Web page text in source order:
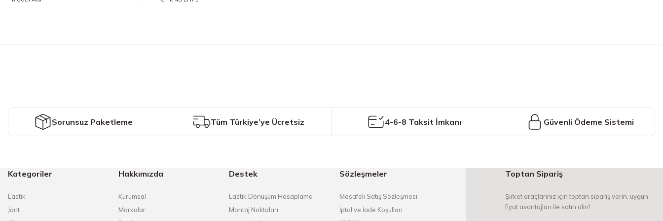
Ürün fiyatı diğer sitelerden daha pahalı.
Bu ürüne benzer farklı alternatifler olmalı.
Sorunsuz Paketleme Tüm Türkiye’ye Ücretsiz 4-6-8 Taksit İmkanı Güvenli Ödeme Sistemi
Kategoriler
Lastik
Jant
Hakkımızda
Kurumsal
Markalar
Destek
Lastik Dönüşüm Hesaplama
Montaj Noktaları
Sözleşmeler
Mesafeli Satış Sözleşmesi
İptal ve İade Koşulları
Toptan Sipariş
Şirket araçlarınız için toptan sipariş verin, uygun
fiyat avantajları ile satın alın!